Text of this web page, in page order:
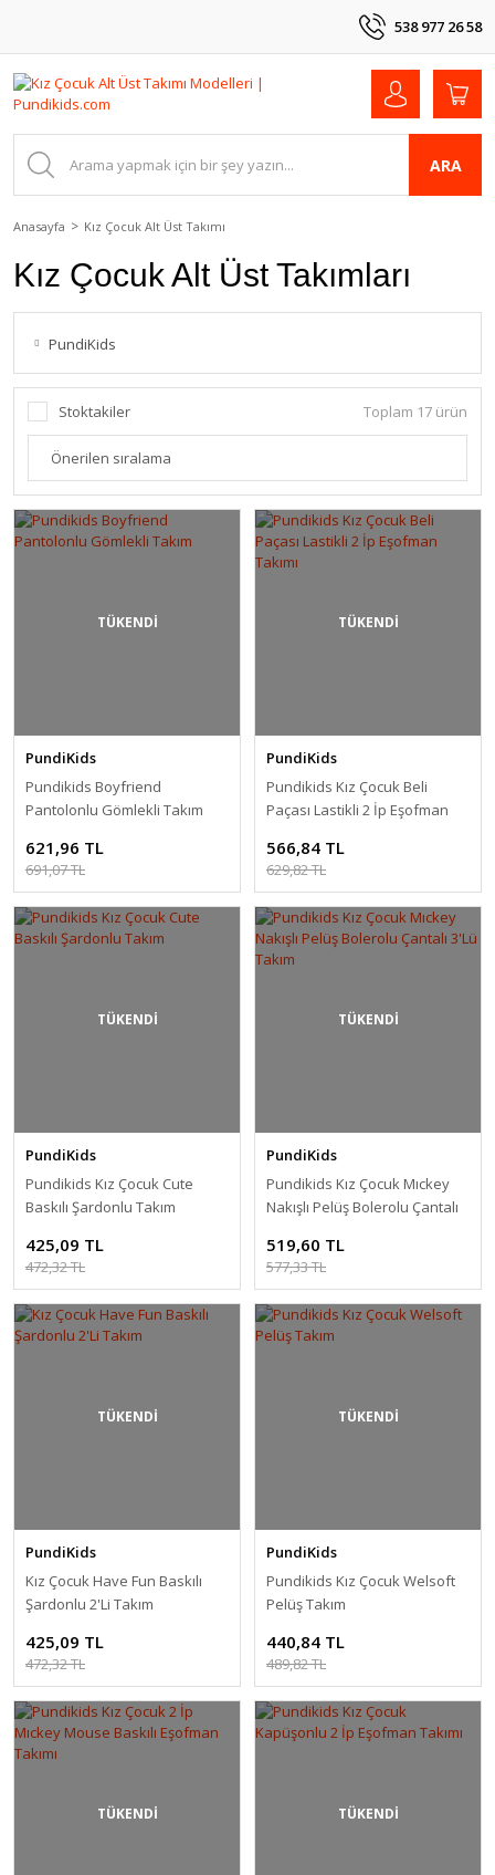
538 977 26 58
ARA
Anasayfa Kız Çocuk Alt Üst Takımı
Kız Çocuk Alt Üst Takımları
PundiKids
Stoktakiler Toplam 17 ürün
TÜKENDİ
PundiKids
Pundikids Boyfriend
Pantolonlu Gömlekli Takım
621,96 TL
691,07 TL
TÜKENDİ
PundiKids
Pundikids Kız Çocuk Beli
Paçası Lastikli 2 İp Eşofman
566,84 TL
629,82 TL
TÜKENDİ
PundiKids
Pundikids Kız Çocuk Cute
Baskılı Şardonlu Takım
425,09 TL
472,32 TL
TÜKENDİ
PundiKids
Pundikids Kız Çocuk Mıckey
Nakışlı Pelüş Bolerolu Çantalı
519,60 TL
577,33 TL
TÜKENDİ
PundiKids
Kız Çocuk Have Fun Baskılı
Şardonlu 2'Li Takım
425,09 TL
472,32 TL
TÜKENDİ
PundiKids
Pundikids Kız Çocuk Welsoft
Pelüş Takım
440,84 TL
489,82 TL
TÜKENDİ TÜKENDİ